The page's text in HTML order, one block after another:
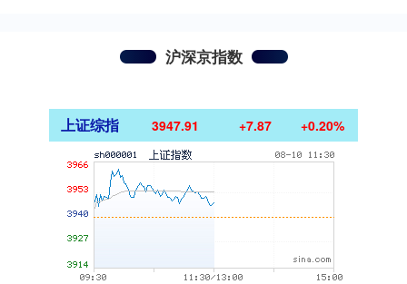
沪深京指数
上证综指 3947.91 +7.87 +0.20%